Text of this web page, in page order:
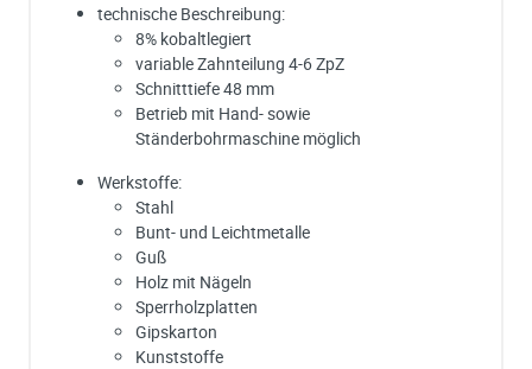
technische Beschreibung:
8% kobaltlegiert
variable Zahnteilung 4-6 ZpZ
Schnitttiefe 48 mm
Betrieb mit Hand- sowie
Ständerbohrmaschine möglich
Werkstoffe:
Stahl
Bunt- und Leichtmetalle
Guß
Holz mit Nägeln
Sperrholzplatten
Gipskarton
Kunststoffe